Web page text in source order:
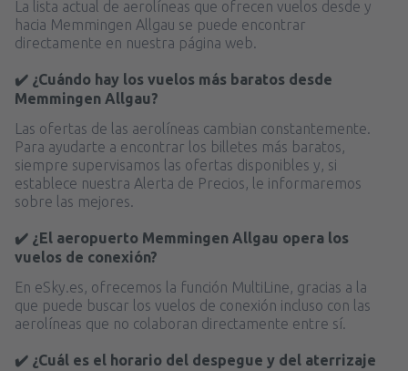
La lista actual de aerolíneas que ofrecen vuelos desde y
hacia Memmingen Allgau se puede encontrar
directamente en nuestra página web.
✔️ ¿Cuándo hay los vuelos más baratos desde
Memmingen Allgau?
Las ofertas de las aerolíneas cambian constantemente.
Para ayudarte a encontrar los billetes más baratos,
siempre supervisamos las ofertas disponibles y, si
establece nuestra Alerta de Precios, le informaremos
sobre las mejores.
✔️ ¿El aeropuerto Memmingen Allgau opera los
vuelos de conexión?
En eSky.es, ofrecemos la función MultiLine, gracias a la
que puede buscar los vuelos de conexión incluso con las
aerolíneas que no colaboran directamente entre sí.
✔️ ¿Cuál es el horario del despegue y del aterrizaje